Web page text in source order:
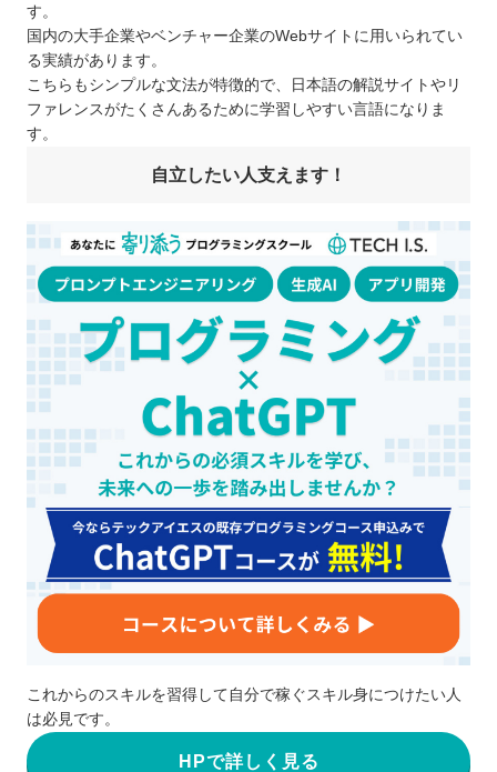
す。
国内の大手企業やベンチャー企業のWebサイトに用いられてい
る実績があります。
こちらもシンプルな文法が特徴的で、日本語の解説サイトやリ
ファレンスがたくさんあるために学習しやすい言語になりま
す。
自立したい人支えます！
これからのスキルを習得して自分で稼ぐスキル身につけたい人
は必見です。
HPで詳しく見る